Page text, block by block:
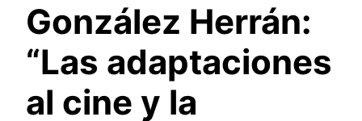
González Herrán:
“Las adaptaciones
al cine y la